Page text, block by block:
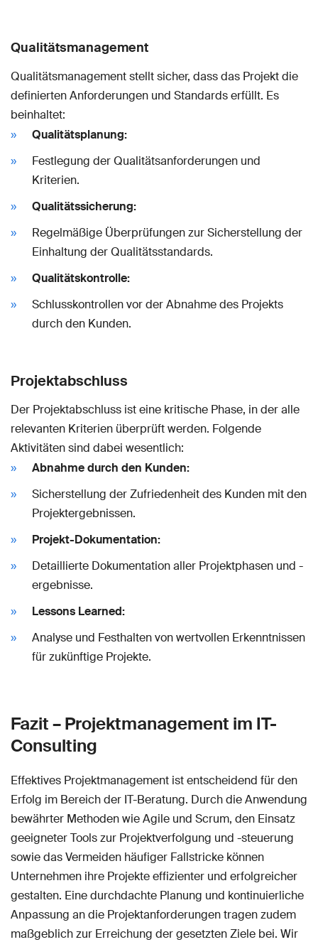
Qualitätsmanagement
Qualitätsmanagement stellt sicher, dass das Projekt die
definierten Anforderungen und Standards erfüllt. Es
beinhaltet:
Qualitätsplanung:
Festlegung der Qualitätsanforderungen und
Kriterien.
Qualitätssicherung:
Regelmäßige Überprüfungen zur Sicherstellung der
Einhaltung der Qualitätsstandards.
Qualitätskontrolle:
Schlusskontrollen vor der Abnahme des Projekts
durch den Kunden.
Projektabschluss
Der Projektabschluss ist eine kritische Phase, in der alle
relevanten Kriterien überprüft werden. Folgende
Aktivitäten sind dabei wesentlich:
Abnahme durch den Kunden:
Sicherstellung der Zufriedenheit des Kunden mit den
Projektergebnissen.
Projekt-Dokumentation:
Detaillierte Dokumentation aller Projektphasen und -
ergebnisse.
Lessons Learned:
Analyse und Festhalten von wertvollen Erkenntnissen
für zukünftige Projekte.
Fazit – Projektmanagement im IT-
Consulting
Effektives Projektmanagement ist entscheidend für den
Erfolg im Bereich der IT-Beratung. Durch die Anwendung
bewährter Methoden wie Agile und Scrum, den Einsatz
geeigneter Tools zur Projektverfolgung und -steuerung
sowie das Vermeiden häufiger Fallstricke können
Unternehmen ihre Projekte effizienter und erfolgreicher
gestalten. Eine durchdachte Planung und kontinuierliche
Anpassung an die Projektanforderungen tragen zudem
maßgeblich zur Erreichung der gesetzten Ziele bei. Wir